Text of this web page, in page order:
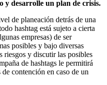
y desarrolle un plan de crisis.
de planeación detrás de una
hashtag está sujeto a cierta
empresas) de ser
posibles y bajo diversas
riesgos y discutir las posibles
de hashtags le permitirá
contención en caso de un